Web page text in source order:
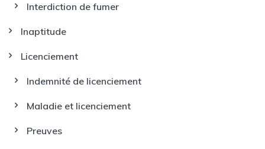
Interdiction de fumer
Inaptitude
Licenciement
Indemnité de licenciement
Maladie et licenciement
Preuves